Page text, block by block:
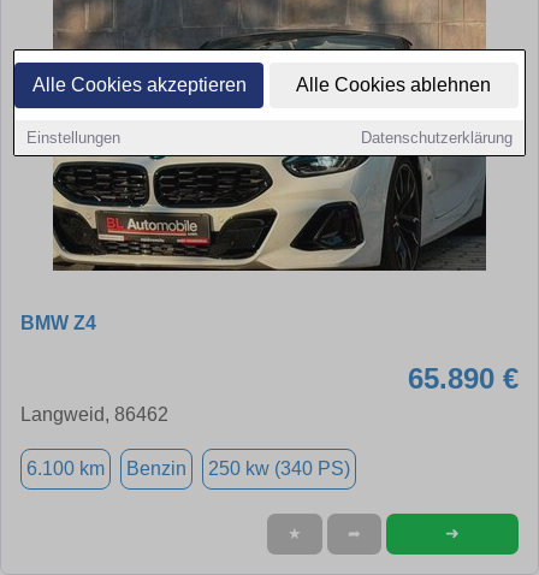
Alle Cookies akzeptieren Alle Cookies ablehnen
Einstellungen Datenschutzerklärung
BMW Z4
65.890 €
Langweid, 86462
6.100 km Benzin 250 kw (340 PS)
★ ➦ ➜